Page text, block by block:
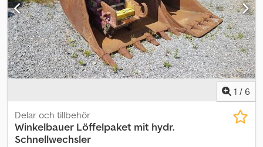
1 / 6
Delar och tillbehör
Winkelbauer Löffelpaket mit hydr.
Schnellwechsler